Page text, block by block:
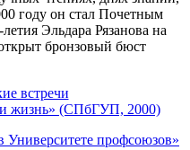
году он стал Почетным
Эльдара Рязанова на
бронзовый бюст
встречи
и жизнь» (СПбГУП, 2000)
Университете профсоюзов»